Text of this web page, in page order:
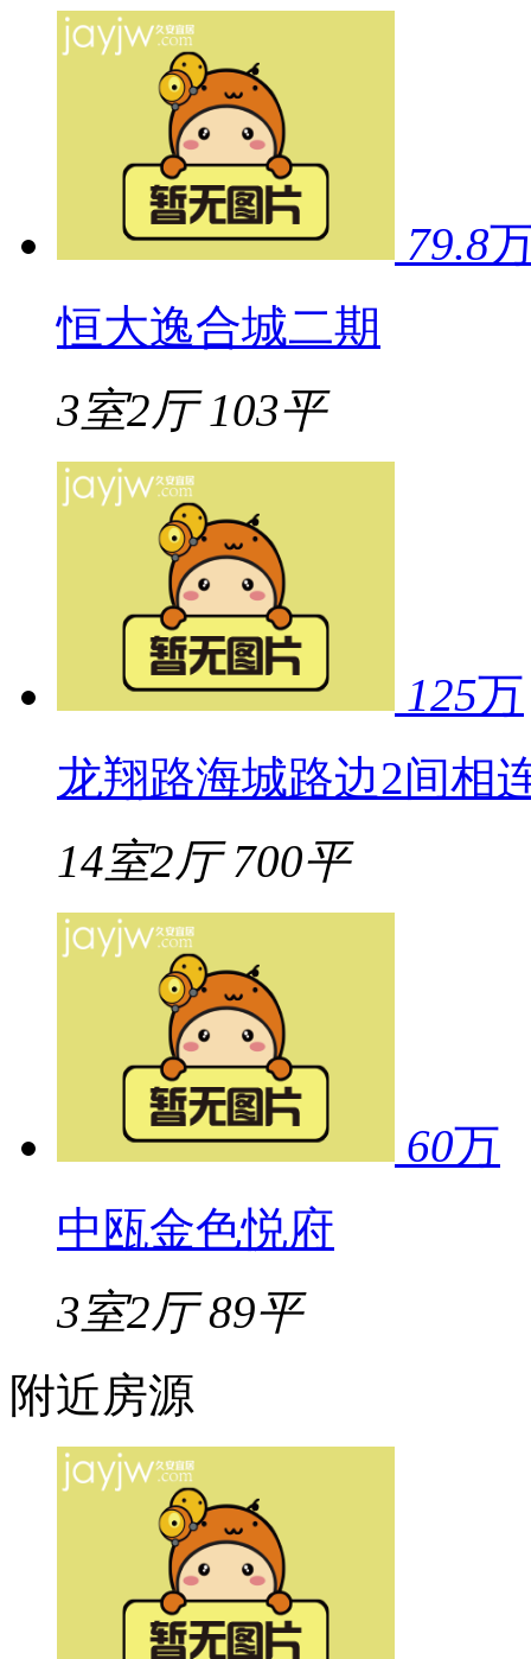
79.8
恒大逸合城二期
3室2厅 103平
125万
龙翔路海城路边2间相
14室2厅 700平
60万
中瓯金色悦府
3室2厅 89平
附近房源